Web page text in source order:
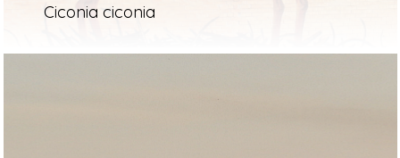
Ciconia ciconia